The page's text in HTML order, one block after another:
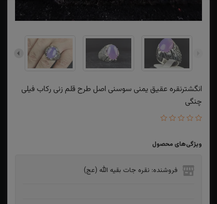
انگشترنقره عقیق یمنی سوسنی اصل طرح قلم زنی رکاب فیلی
چنگی
ویژگی‌های محصول
فروشنده: نقره جات بقیه الله (عج)